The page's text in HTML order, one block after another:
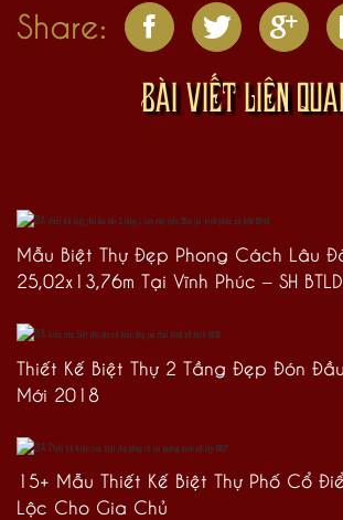
Share:
BÀI VIẾT LIÊN
Mẫu Biệt Thự Đẹp Phong Cách Lâu
25,02x13,76m Tại Vĩnh Phúc – SH
Thiết Kế Biệt Thự 2 Tầng Đẹp Đón
Mới 2018
15+ Mẫu Thiết Kế Biệt Thự Phố Cổ
Lộc Cho Gia Chủ